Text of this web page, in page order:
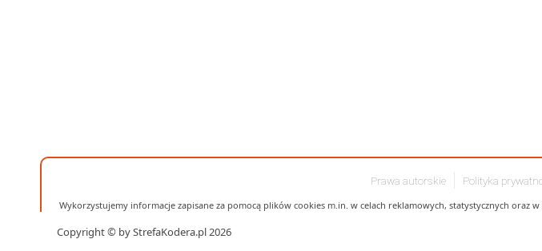
Prawa autorskie Polityka
Wykorzystujemy informacje zapisane za pomocą plików cookies m.in. w celach reklamowych, statystycznych
Copyright © by StrefaKodera.pl 2026